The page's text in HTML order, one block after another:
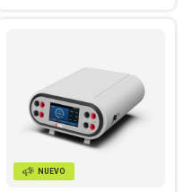
NUEVO